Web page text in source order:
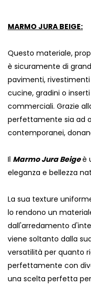
MARMO JURA BEIGE:
Questo materiale,
è sicuramente di
pavimenti,
cucine, gradini o
commerciali. Grazie
perfettamente sia ad
contemporanei,
Il Marmo Jura Beigeè
eleganza e bellezza
La sua texture
lo rendono un
dall'arredamento
viene soltanto dalla
versatilità per quanto
perfettamente con
una scelta perfetta